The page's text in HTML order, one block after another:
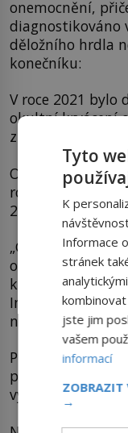
onemocnění,
diagnostikováno
děložního hrdla
konečníku:
V roce 2021
okultní krvácení
z nichž většina
Od roku 2022
rozšířeny i na
2024 také na
„Genetické
osoby s vyšším
klíčové pro
Indikovat tato
nejčastěji to je
Pravidelné
vysvětluje MUDr.
Tyto
K
Informace
stránek
jste jim
vašem
informací
ZOBRAZIT
→